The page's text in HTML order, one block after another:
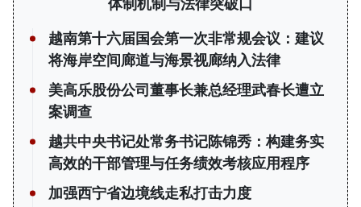
体制机制与法律突破口
越南第十六届国会第一次非常规会议：建议
将海岸空间廊道与海景视廊纳入法律
美高乐股份公司董事长兼总经理武春长遭立
案调查
越共中央书记处常务书记陈锦秀：构建务实
高效的干部管理与任务绩效考核应用程序
加强西宁省边境线走私打击力度